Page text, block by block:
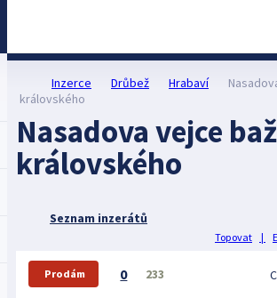
Inzerce Drůbež Hrabaví
královského
Nasadova vejce
královského
Seznam inzerátů
Topovat |
Prodám 0 233